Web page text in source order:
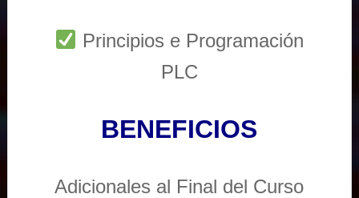
Principios e Programación
PLC
BENEFICIOS
Adicionales al Final del Curso